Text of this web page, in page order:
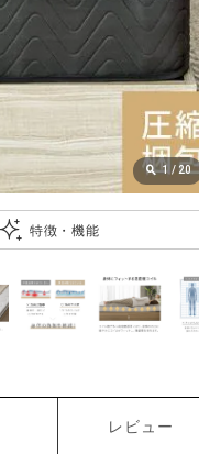
1 / 20
特徴・機能
レビュー